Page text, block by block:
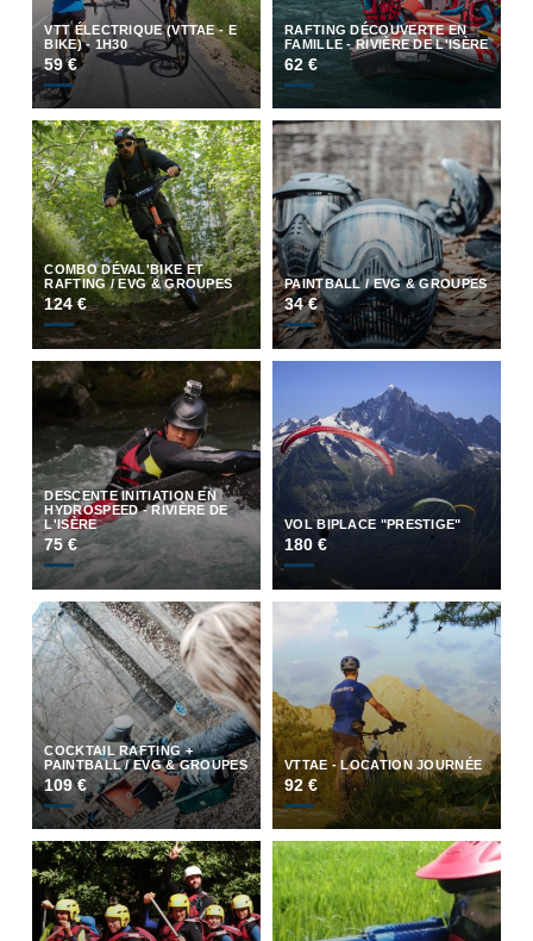
VTT ÉLECTRIQUE (VTTAE - E
BIKE) - 1H30
59 €
RAFTING DÉCOUVERTE EN
FAMILLE - RIVIÈRE DE L'ISÈRE
62 €
COMBO DÉVAL'BIKE ET
RAFTING / EVG & GROUPES
124 €
PAINTBALL / EVG & GROUPES
34 €
DESCENTE INITIATION EN
HYDROSPEED - RIVIÈRE DE
L'ISÈRE
75 €
VOL BIPLACE "PRESTIGE"
180 €
COCKTAIL RAFTING +
PAINTBALL / EVG & GROUPES
109 €
VTTAE - LOCATION JOURNÉE
92 €